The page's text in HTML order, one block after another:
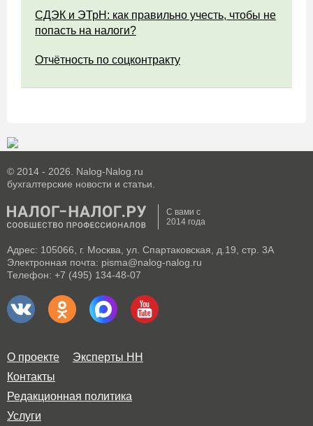
СДЭК и ЭТрН: как правильно учесть, чтобы не
попасть на налоги?
Отчётность по соцконтракту
© 2014 - 2026. Nalog-Nalog.ru
бухгалтерские новости и статьи.
С вами с
2014 года
Адрес: 105066, г. Москва, ул. Спартаковская, д.19, стр. 3А
Электронная почта: pisma@nalog-nalog.ru
Телефон: +7 (495) 134-48-07
О проекте
Эксперты НН
Контакты
Редакционная политика
Услуги